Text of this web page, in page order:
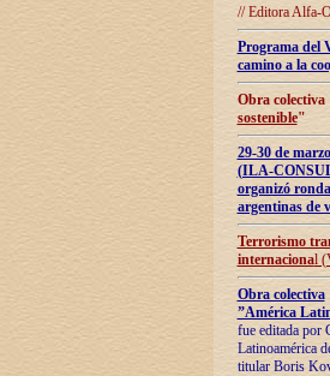
// Editora Alfa-
Programa del
camino a la
Obra
sostenible"
29-30 de
(ILA-
organizó
argentinas de
Terrorismo
internacional
Obra colectiva
”América
fue editada por
Latinoamérica
titular Boris